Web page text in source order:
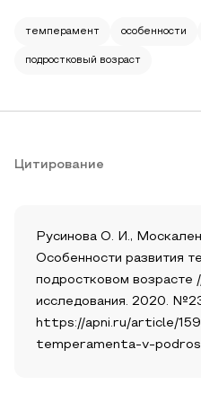
темперамент особенности
подростковый возраст
Цитирование
Русинова О. И.,
Особенности развития
подростковом возрасте
исследования. 2020.
https://apni.ru/article/
temperamenta-v-